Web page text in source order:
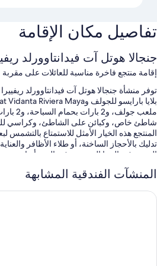
مكان الإقامة
هوتل آت فيدانتاوورلد
منتجع فاخرة مناسبة للعائلات على
منشأة جنجالا هوتل آت فيدانتاوورلد
ملعب جولف،
خاص، وكبائن على الشاطئ، وكراسي
هذه الخيار الأمثل للاستمتاع
بالأحجاز الساخنة، أو طلاء الأظافر
في السبا الموجودة في المنشأة.احرص
20 من المطاعم الموجودة في داخل المنشأة
دروس يوغا في النادي الصحي؛ كما
الفندقية المشابهة
آت أكسكاريت ديستينيشن -